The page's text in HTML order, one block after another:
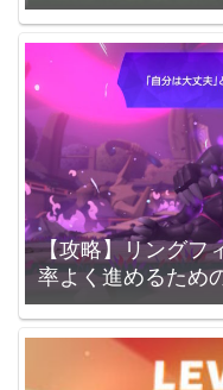
【攻略】リングフ
率よく進めるため